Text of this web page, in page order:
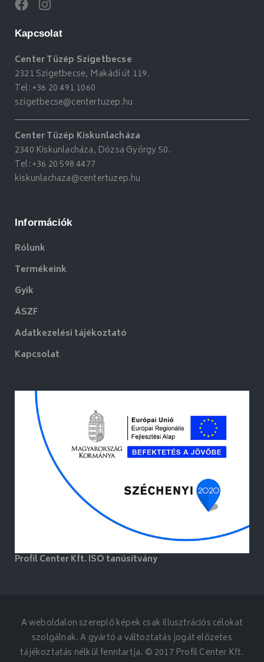
Kapcsolat
Center Tüzép Szigetbecse
2321 Szigetbecse, Makádi út 119.
Tel:+36 20 491 1060
szigetbecse@centertuzep.hu
Center Tüzép Kiskunlacháza
2340 Kiskunlacháza, Dózsa György 50.
Tel:+36 20 598 4477
kiskunlachaza@centertuzep.hu
Információk
Rólunk
Termékeink
Gyik
ÁSZF
Adatkezelési tájékoztató
Kapcsolat
Profil Center Kft. ISO tanúsítvány
A weboldalon szereplő képek csak illusztrációs célokat
szolgálnak. A gyártó a változtatás jogát előzetes
tájékoztatás nélkül fenntartja. © 2017 Profil Center Kft.